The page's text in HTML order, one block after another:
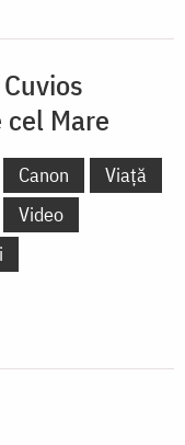
Mare
Canon
Viață
Video